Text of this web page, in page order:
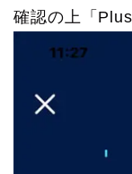
確認の上「